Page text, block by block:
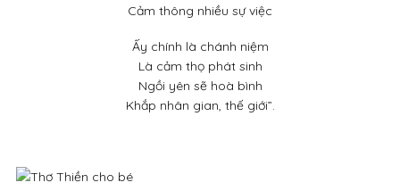
Cảm thông nhiều sự việc
Ấy chính là chánh niệm
Là cảm thọ phát sinh
Ngồi yên sẽ hoà bình
Khắp nhân gian, thế giới”.